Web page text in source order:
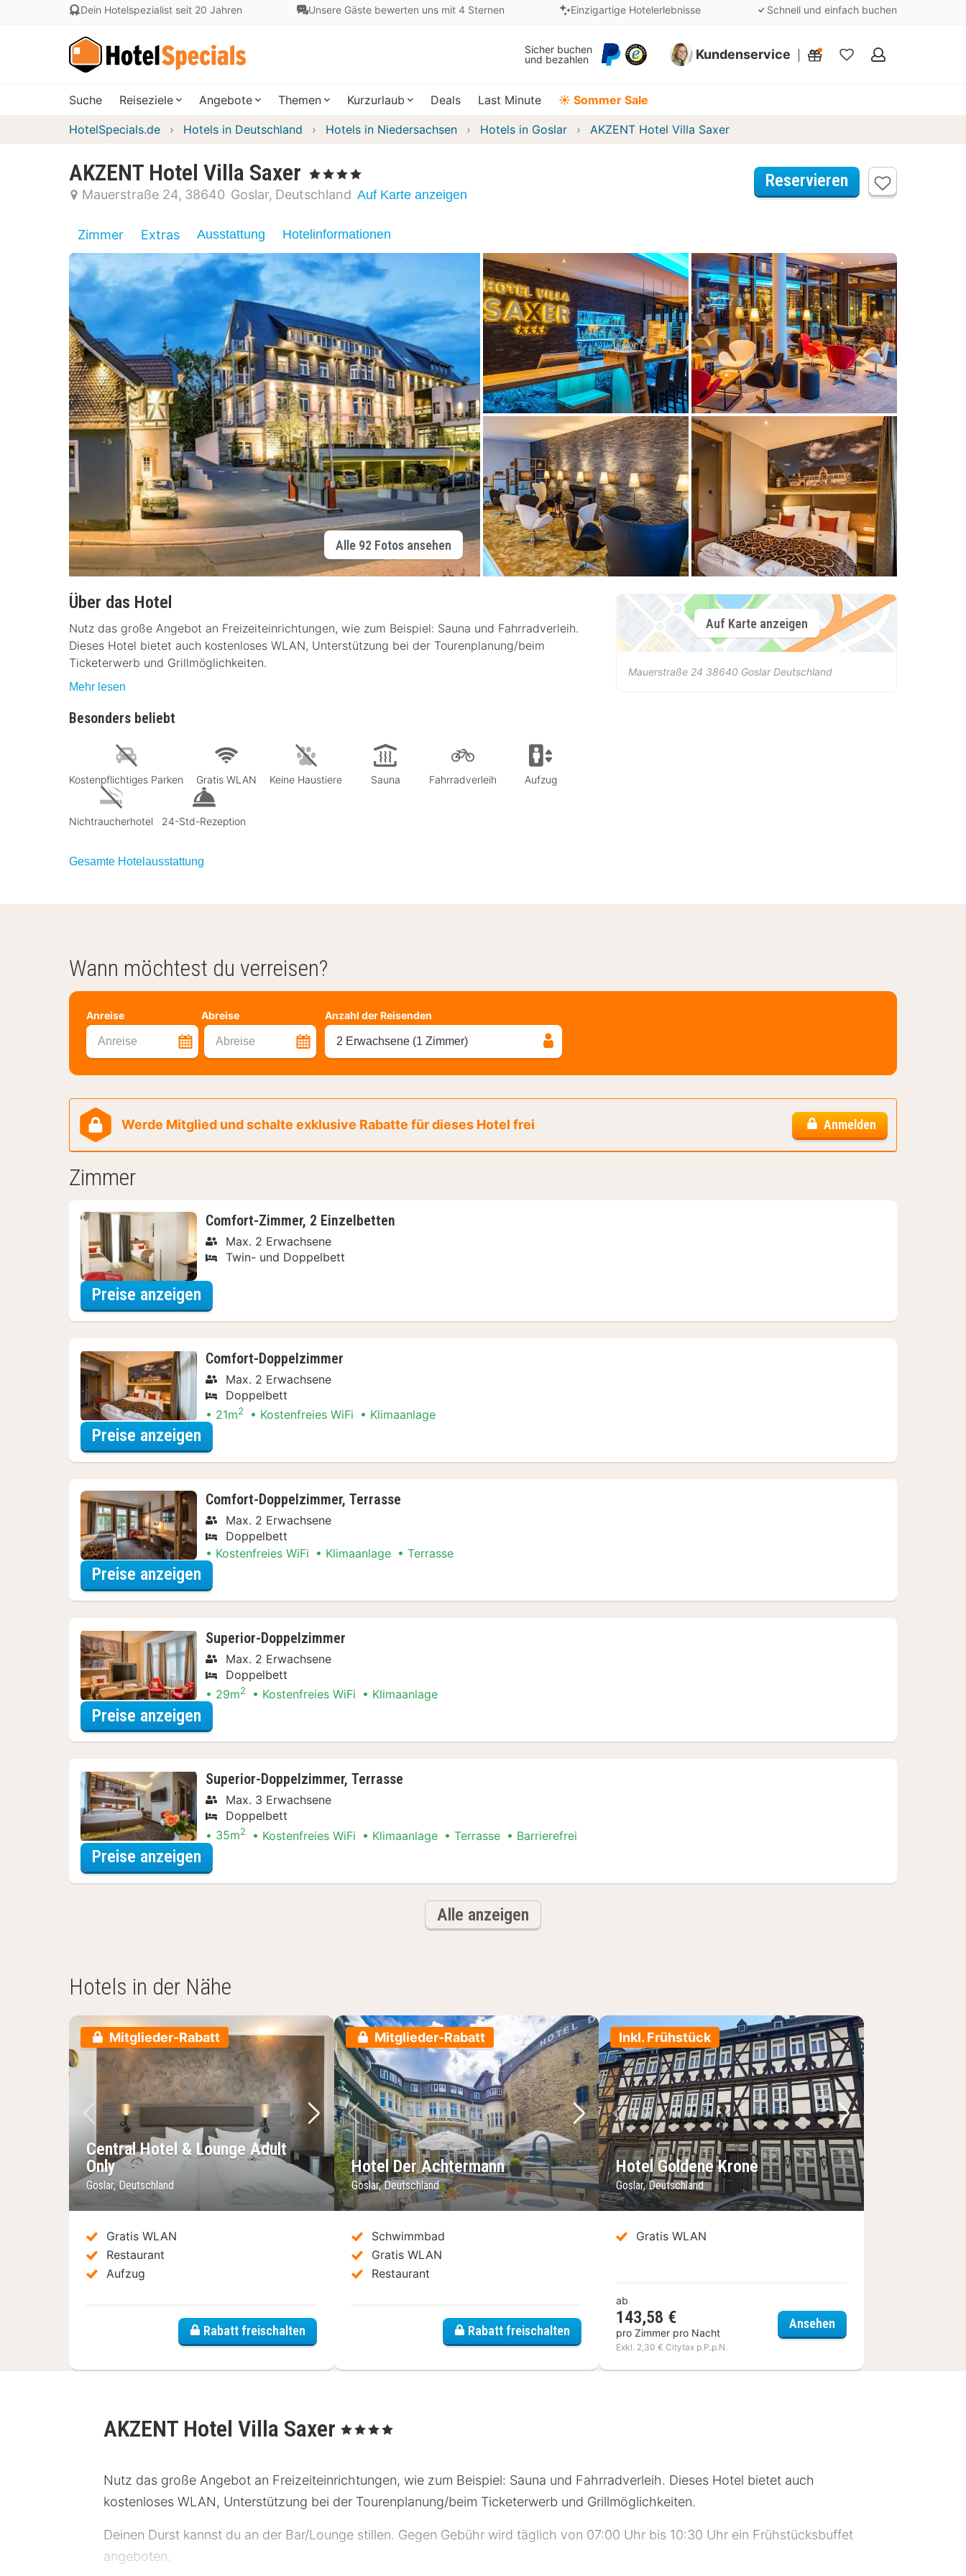
Dein Hotelspezialist seit 20 Jahren Unsere Gäste bewerten uns mit 4 Sternen Einzigartige Hotelerlebnisse Schnell und einfach buchen
Sicher buchen
und bezahlen
Kundenservice
Meine
Suche Reiseziele Angebote Themen Kurzurlaub Deals Last Minute ☀️ Sommer Sale
HotelSpecials.de Hotels in Deutschland Hotels in Niedersachsen Hotels in Goslar AKZENT Hotel Villa Saxer
AKZENT Hotel Villa Saxer , 4 Sterne
Mauerstraße 24 38640 Goslar Deutschland Auf Karte anzeigen
Reservieren
Zimmer Extras Ausstattung Hotelinformationen
Alle 92 Fotos ansehen
Über das Hotel
Nutz das große Angebot an Freizeiteinrichtungen, wie zum Beispiel: Sauna und Fahrradverleih.
Dieses Hotel bietet auch kostenloses WLAN, Unterstützung bei der Tourenplanung/beim
Ticketerwerb und Grillmöglichkeiten.
Mehr lesen
Besonders beliebt
Kostenpflichtiges Parken Gratis WLAN Keine Haustiere Sauna Fahrradverleih Aufzug
Nichtraucherhotel 24-Std-Rezeption
Gesamte Hotelausstattung
Auf Karte anzeigen
Mauerstraße 24 38640 Goslar Deutschland
Wann möchtest du verreisen?
Anreise Abreise
Anreise Abreise
Anzahl der Reisenden
2 Erwachsene (1 Zimmer)
Werde Mitglied und schalte exklusive Rabatte für dieses Hotel frei Anmelden
Zimmer
Comfort-Zimmer, 2 Einzelbetten
Max. 2 Erwachsene
Twin- und Doppelbett
Preise anzeigen
Comfort-Doppelzimmer
Max. 2 Erwachsene
Doppelbett
21m2 Kostenfreies WiFi Klimaanlage
Preise anzeigen
Comfort-Doppelzimmer, Terrasse
Max. 2 Erwachsene
Doppelbett
Kostenfreies WiFi
Klimaanlage Terrasse
Preise anzeigen
Superior-Doppelzimmer
Max. 2 Erwachsene
Doppelbett
29m2 Kostenfreies WiFi Klimaanlage
Preise anzeigen
Superior-Doppelzimmer, Terrasse
Max. 3 Erwachsene
Doppelbett
35m2 Kostenfreies WiFi Klimaanlage Terrasse Barrierefrei
Preise anzeigen
Alle anzeigen
Hotels in der Nähe
Mitglieder-Rabatt
Vorheriges Bild
Nächstes Bild
Central Hotel & Lounge Adult
Only
Goslar, Deutschland
Gratis WLAN
Restaurant
Aufzug
Rabatt freischalten
Mitglieder-Rabatt
Vorheriges Bild
Nächstes Bild
Hotel Der Achtermann
Goslar, Deutschland
Schwimmbad
Gratis WLAN
Restaurant
Rabatt freischalten
Inkl. Frühstück
Vorheriges Bild
Nächstes Bild
Hotel Goldene Krone
Goslar, Deutschland
Gratis WLAN
ab
143,58 €
pro Zimmer pro Nacht
Exkl. 2,30 € Citytax p.P.p.N.
AnsehenHotel Goldene Krone
AKZENT Hotel Villa Saxer , 4 Sterne
Nutz das große Angebot an Freizeiteinrichtungen, wie zum Beispiel: Sauna und Fahrradverleih. Dieses Hotel bietet auch
kostenloses WLAN, Unterstützung bei der Tourenplanung/beim Ticketerwerb und Grillmöglichkeiten.
Deinen Durst kannst du an der Bar/Lounge stillen. Gegen Gebühr wird täglich von 07:00 Uhr bis 10:30 Uhr ein Frühstücksbuffet
angeboten.